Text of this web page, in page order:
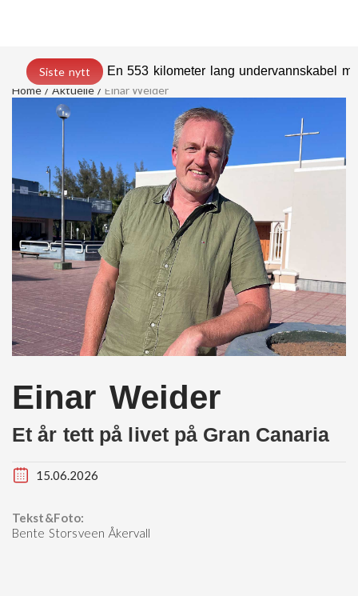
Siste nytt
En 553 kilometer lang undervannskabel
Home
Aktuelle Einar Weider
Einar Weider
Et år tett på livet på Gran Canaria
15.06.2026
Tekst&Foto:
Bente Storsveen Åkervall